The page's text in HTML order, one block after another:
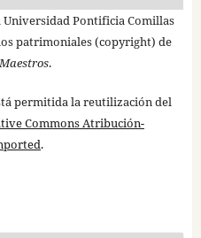
Universidad Pontificia Comillas
patrimoniales (copyright) de
.
permitida la reutilización del
Commons Atribución-
.